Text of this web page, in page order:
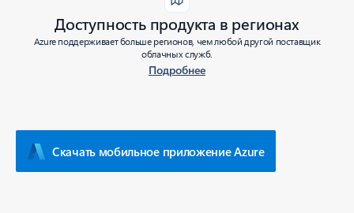
Доступность продукта в регионах
Azure поддерживает больше регионов, чем любой другой поставщик
облачных служб.
Подробнее
Скачать мобильное приложение Azure